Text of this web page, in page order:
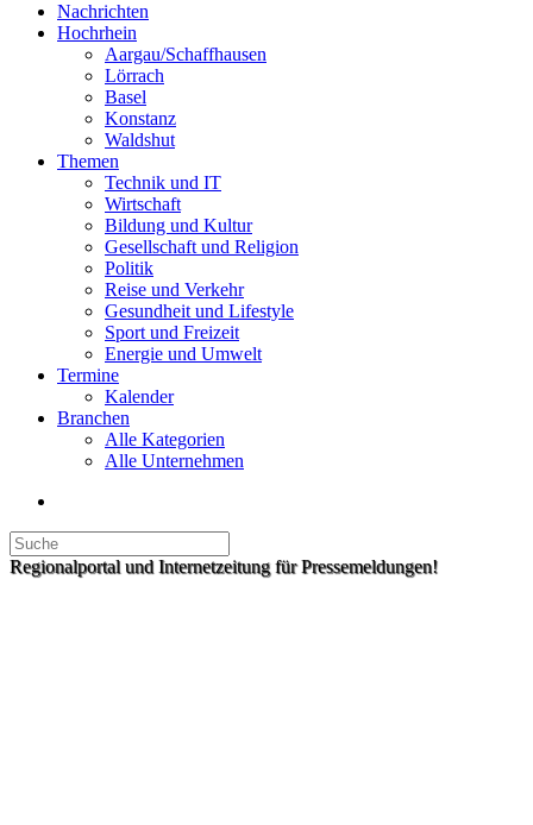
Nachrichten
Hochrhein
Aargau/Schaffhausen
Lörrach
Basel
Konstanz
Waldshut
Themen
Technik und IT
Wirtschaft
Bildung und Kultur
Gesellschaft und Religion
Politik
Reise und Verkehr
Gesundheit und Lifestyle
Sport und Freizeit
Energie und Umwelt
Termine
Kalender
Branchen
Alle Kategorien
Alle Unternehmen
Regionalportal und Internetzeitung für Pressemeldungen!